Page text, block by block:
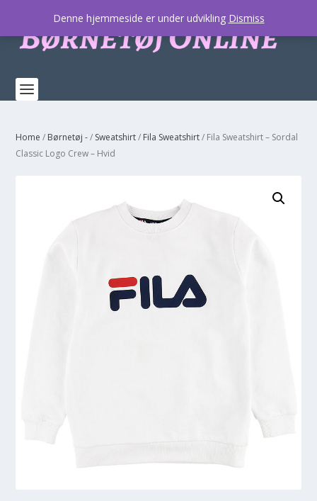
Home / Børnetøj -/ Sweatshirt/ Fila Sweatshirt/ Fila Sweatshirt – Sordal
Classic Logo Crew – Hvid
Denne hjemmeside er under udvikling Dismiss